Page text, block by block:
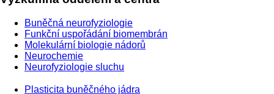
Buněčná neurofyziologie
Funkční uspořádání biomembrán
Molekulární biologie nádorů
Neurochemie
Neurofyziologie sluchu
Plasticita buněčného jádra